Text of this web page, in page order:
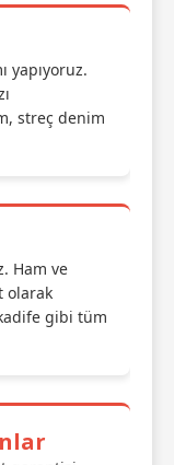
yapıyoruz.
streç denim
Ham ve
olarak
gibi tüm